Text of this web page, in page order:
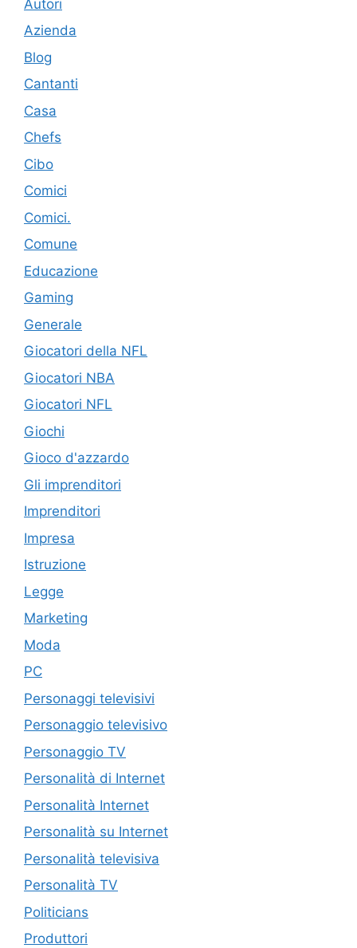
Autori
Azienda
Blog
Cantanti
Casa
Chefs
Cibo
Comici
Comici.
Comune
Educazione
Gaming
Generale
Giocatori della NFL
Giocatori NBA
Giocatori NFL
Giochi
Gioco d'azzardo
Gli imprenditori
Imprenditori
Impresa
Istruzione
Legge
Marketing
Moda
PC
Personaggi televisivi
Personaggio televisivo
Personaggio TV
Personalità di Internet
Personalità Internet
Personalità su Internet
Personalità televisiva
Personalità TV
Politicians
Produttori